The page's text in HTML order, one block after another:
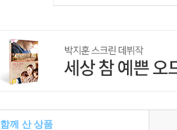
함께 산 상품